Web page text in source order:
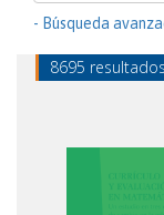
- Búsqueda
8695